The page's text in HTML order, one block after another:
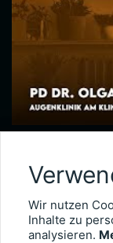
Wir nutzen
Inhalte zu
analysieren.